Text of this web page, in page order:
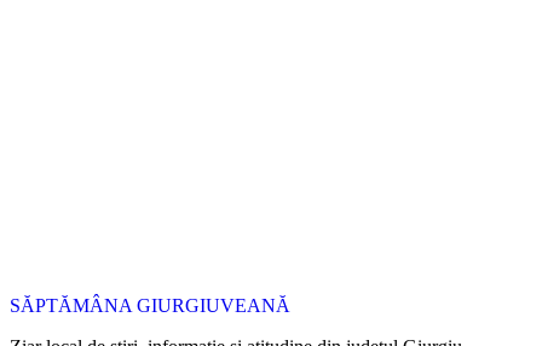
SĂPTĂMÂNA GIURGIUVEANĂ